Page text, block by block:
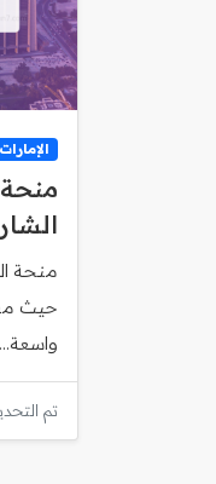
الإمارات
منحة
منحة
حيث
واسعة...
تم التحديث: 4